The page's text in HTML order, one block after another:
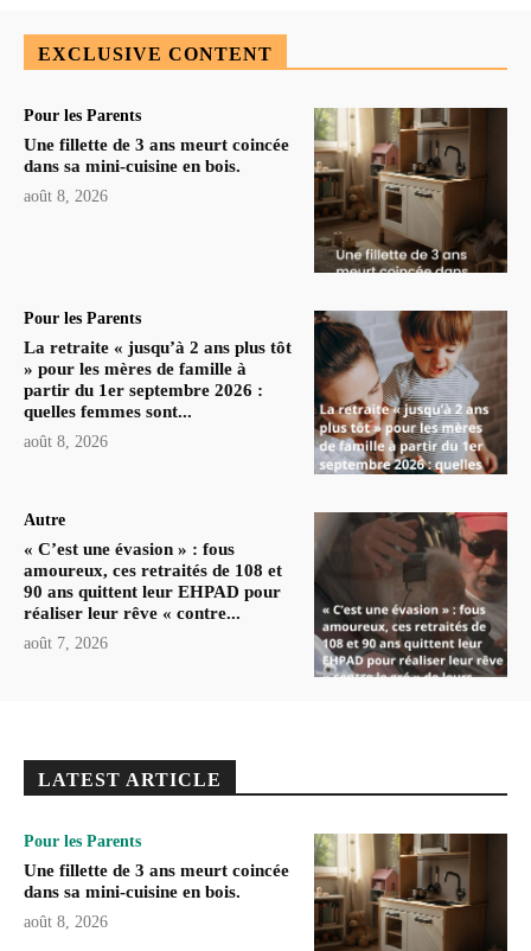
EXCLUSIVE CONTENT
Pour les Parents
Une fillette de 3 ans meurt coincée
dans sa mini-cuisine en bois.
août 8, 2026
Pour les Parents
La retraite « jusqu’à 2 ans plus tôt
» pour les mères de famille à
partir du 1er septembre 2026 :
quelles femmes sont...
août 8, 2026
Autre
« C’est une évasion » : fous
amoureux, ces retraités de 108 et
90 ans quittent leur EHPAD pour
réaliser leur rêve « contre...
août 7, 2026
LATEST ARTICLE
Pour les Parents
Une fillette de 3 ans meurt coincée
dans sa mini-cuisine en bois.
août 8, 2026